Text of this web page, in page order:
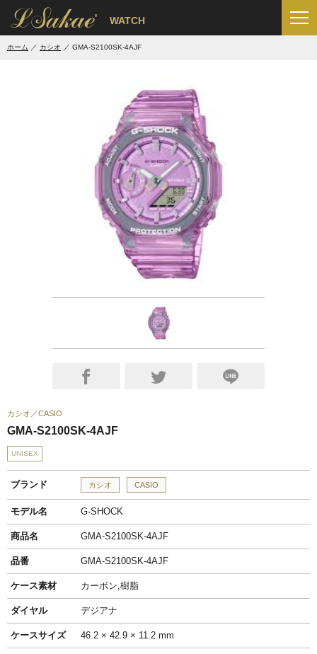
' WATCH
ホーム カシオ GMA-S2100SK-4AJF
カシオ CASIO
GMA-S2100SK-4AJF
UNISEX
ブランド カシオ CASIO
モデル名 G-SHOCK
商品名 GMA-S2100SK-4AJF
品番 GMA-S2100SK-4AJF
ケース素材 カーボン,樹脂
ダイヤル デジアナ
ケースサイズ 46.2 × 42.9 × 11.2 mm